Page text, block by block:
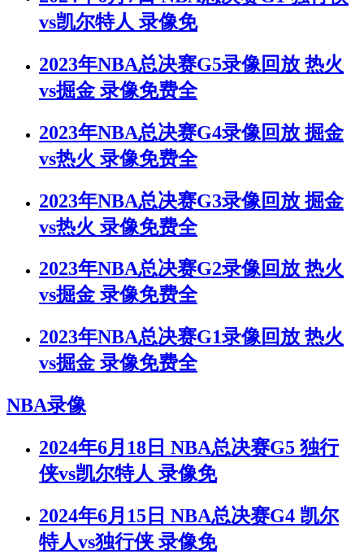
vs凯尔特人 录像免
2023年NBA总决赛G5录像回放 热火
vs掘金 录像免费全
2023年NBA总决赛G4录像回放 掘金
vs热火 录像免费全
2023年NBA总决赛G3录像回放 掘金
vs热火 录像免费全
2023年NBA总决赛G2录像回放 热火
vs掘金 录像免费全
2023年NBA总决赛G1录像回放 热火
vs掘金 录像免费全
NBA录像
2024年6月18日 NBA总决赛G5 独行
侠vs凯尔特人 录像免
2024年6月15日 NBA总决赛G4 凯尔
特人vs独行侠 录像免